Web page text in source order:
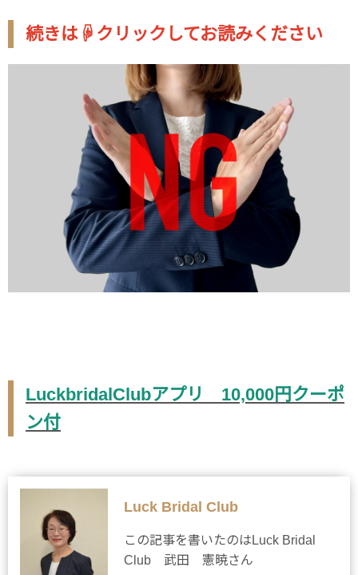
続きは☟クリックしてお読みください
LuckbridalClubアプリ 10,000円クーポ
ン付
Luck Bridal Club
この記事を書いたのはLuck Bridal
Club 武田 憲暁さん